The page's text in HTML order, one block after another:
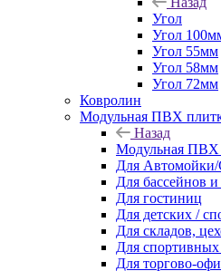
Угол
Угол
Угол 55мм
Угол 58мм
Угол 72мм
Ковролин
Модульная ПВХ
Назад
Модульная ПВХ
Для
Для бассейнов и
Для гостиниц
Для детских /
Для складов,
Для спортивных
Для торгово-